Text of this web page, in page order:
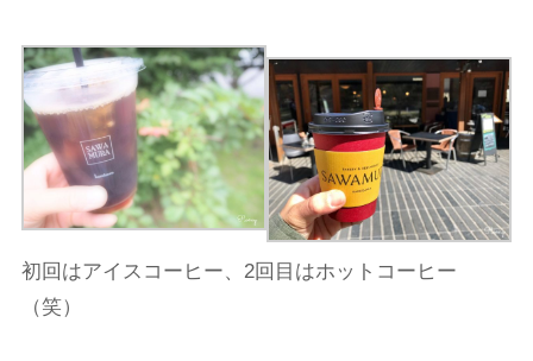
初回はアイスコーヒー、2回目はホットコーヒー
（笑）